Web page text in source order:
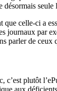
celle-ci a
par
parler de
plutôt
aux